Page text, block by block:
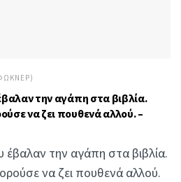
ΦΏΚΝΕΡ)
την αγάπη στα βιβλία.
να ζει πουθενά αλλού. –
έβαλαν την αγάπη στα βιβλία.
να ζει πουθενά αλλού.